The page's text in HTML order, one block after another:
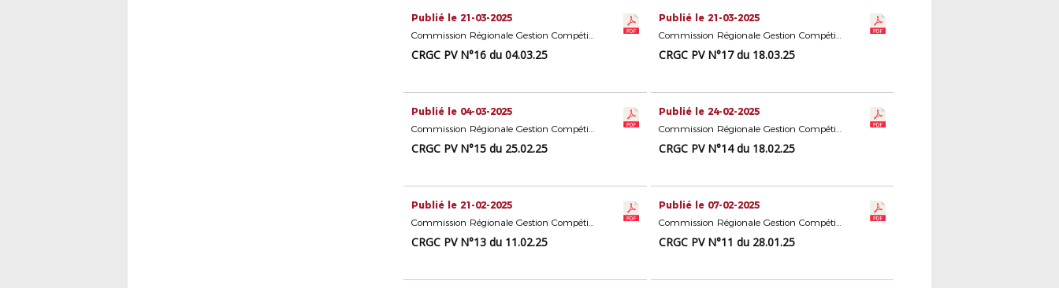
Publié le 21-03-2025
Commission Régionale Gestion Compétitions Seniors
CRGC PV N°16 du 04.03.25
Publié le 21-03-2025
Commission Régionale Gestion Compétitions Seniors
CRGC PV N°17 du 18.03.25
Publié le 04-03-2025
Commission Régionale Gestion Compétitions Seniors
CRGC PV N°15 du 25.02.25
Publié le 24-02-2025
Commission Régionale Gestion Compétitions Seniors
CRGC PV N°14 du 18.02.25
Publié le 21-02-2025
Commission Régionale Gestion Compétitions Seniors
CRGC PV N°13 du 11.02.25
Publié le 07-02-2025
Commission Régionale Gestion Compétitions Seniors
CRGC PV N°11 du 28.01.25